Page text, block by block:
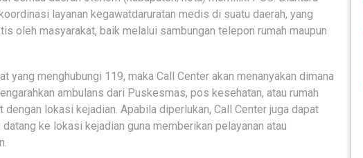
layanan kegawatdaruratan medis di suatu daerah, yang
oleh masyarakat, baik melalui sambungan telepon rumah maupun
yang menghubungi 119, maka Call Center akan menanyakan dimana
ambulans dari Puskesmas, pos kesehatan, atau rumah
lokasi kejadian. Apabila diperlukan, Call Center juga dapat
ke lokasi kejadian guna memberikan pelayanan atau